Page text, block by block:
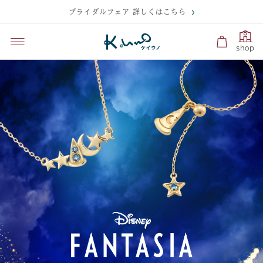
ブライダルフェア 詳しくはこちら
shop